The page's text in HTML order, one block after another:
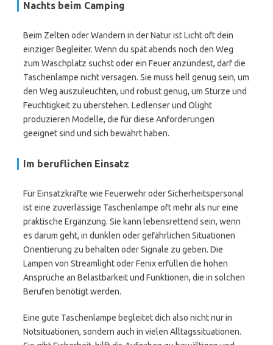
Nachts beim Camping
Beim Zelten oder Wandern in der Natur ist Licht oft dein
einziger Begleiter. Wenn du spät abends noch den Weg
zum Waschplatz suchst oder ein Feuer anzündest, darf die
Taschenlampe nicht versagen. Sie muss hell genug sein, um
den Weg auszuleuchten, und robust genug, um Stürze und
Feuchtigkeit zu überstehen. Ledlenser und Olight
produzieren Modelle, die für diese Anforderungen
geeignet sind und sich bewährt haben.
Im beruflichen Einsatz
Für Einsatzkräfte wie Feuerwehr oder Sicherheitspersonal
ist eine zuverlässige Taschenlampe oft mehr als nur eine
praktische Ergänzung. Sie kann lebensrettend sein, wenn
es darum geht, in dunklen oder gefährlichen Situationen
Orientierung zu behalten oder Signale zu geben. Die
Lampen von Streamlight oder Fenix erfüllen die hohen
Ansprüche an Belastbarkeit und Funktionen, die in solchen
Berufen benötigt werden.
Eine gute Taschenlampe begleitet dich also nicht nur in
Notsituationen, sondern auch in vielen Alltagssituationen.